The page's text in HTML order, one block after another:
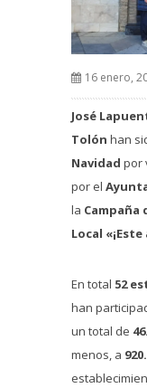
16 enero,
José
Tolón han
Navidad por
por el
la Campaña
Local
En total 52
han
un total de
menos, a